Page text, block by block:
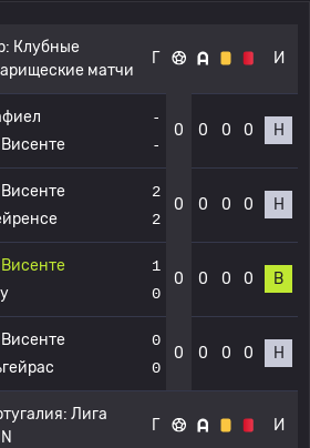
Клубные
матчи
Г И
-
-
0 0 0 0 Н
2
2
0 0 0 0 Н
1
0
0 0 0 0 В
0
0
0 0 0 0 Н
Лига
Г И